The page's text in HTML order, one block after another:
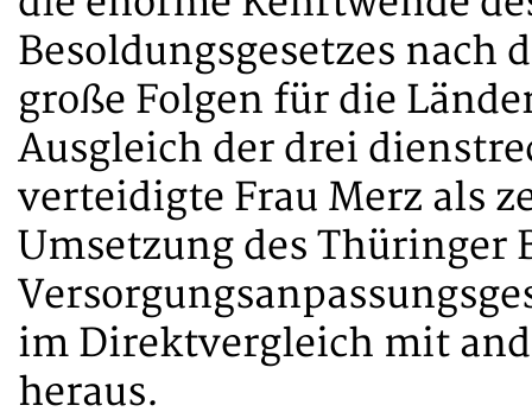
Besoldungsgesetzes nach
große Folgen für die
Ausgleich der drei
verteidigte Frau Merz als
Umsetzung des Thüringer
im Direktvergleich mit
heraus.